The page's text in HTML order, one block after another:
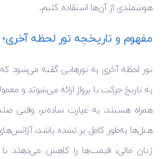
هوشمندی از آن‌ها استفاده کنیم.
مفهوم و تاریخچه تور لحظه
تور لحظه آخری به تورهایی گفته می‌شود که
به تاریخ حرکت یا پرواز ارائه می‌شوند و
همراه هستند. به عبارت ساده‌تر، وقتی
هتل‌ها به‌طور کامل پر نشده باشد،
زیان مالی، قیمت‌ها را کاهش می‌دهند تا